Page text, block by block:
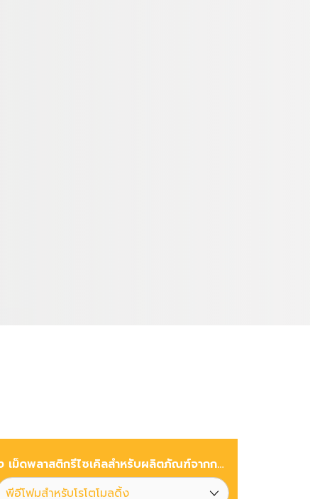
ประเภทของ เม็ดพลาสติกรีไซเคิลสำหรับผลิตภัณฑ์จากกระบวนการหมุนเหวี่ยง